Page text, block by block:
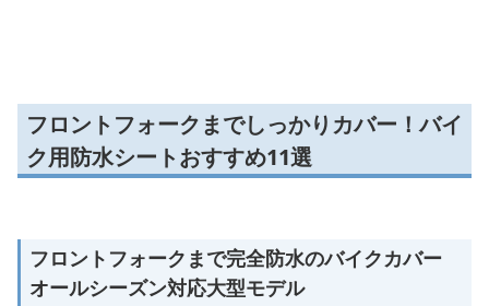
フロントフォークまでしっかりカバー！バイ
ク用防水シートおすすめ11選
フロントフォークまで完全防水のバイクカバー
オールシーズン対応大型モデル